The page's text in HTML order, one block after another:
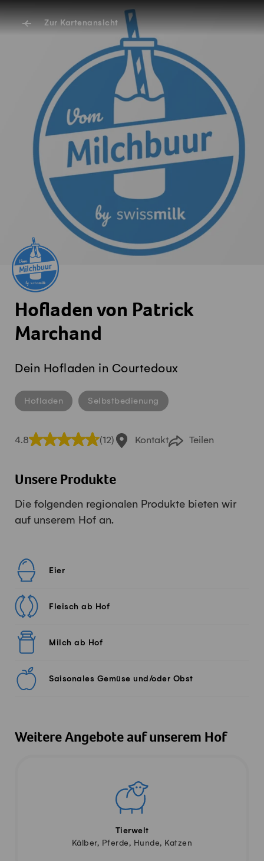
Zur Kartenansicht
Hofladen von Patrick
Marchand
Dein Hofladen in Courtedoux
Hofladen Selbstbedienung
4.8 (12) Kontakt Teilen
Unsere Produkte
Die folgenden regionalen Produkte bieten wir
auf unserem Hof an.
Eier
Fleisch ab Hof
Milch ab Hof
Saisonales Gemüse und/oder Obst
Weitere Angebote auf unserem Hof
Tierwelt
Kälber, Pferde, Hunde, Katzen